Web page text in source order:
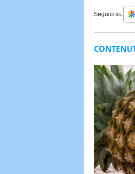
Seguici su: